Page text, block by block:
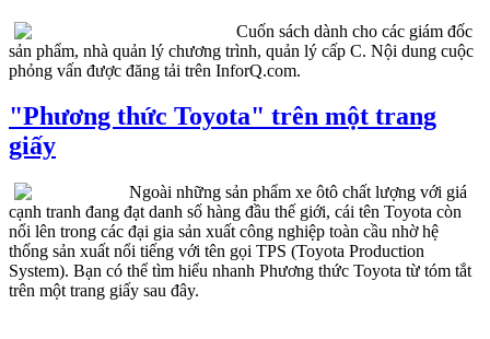
Cuốn sách dành cho các giám đốc
sản phẩm, nhà quản lý chương trình, quản lý cấp C. Nội dung cuộc
phỏng vấn được đăng tải trên InforQ.com.
"Phương thức Toyota" trên một trang
giấy
Ngoài những sản phẩm xe ôtô chất lượng với giá
cạnh tranh đang đạt danh số hàng đầu thế giới, cái tên Toyota còn
nổi lên trong các đại gia sản xuất công nghiệp toàn cầu nhờ hệ
thống sản xuất nổi tiếng với tên gọi TPS (Toyota Production
System). Bạn có thể tìm hiểu nhanh Phương thức Toyota từ tóm tắt
trên một trang giấy sau đây.